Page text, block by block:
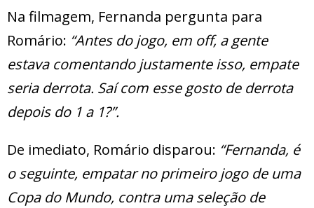
Na filmagem, Fernanda pergunta para
Romário: “Antes do jogo, em off, a gente
estava comentando justamente isso, empate
seria derrota. Saí com esse gosto de derrota
depois do 1 a 1?”.
De imediato, Romário disparou: “Fernanda, é
o seguinte, empatar no primeiro jogo de uma
Copa do Mundo, contra uma seleção de